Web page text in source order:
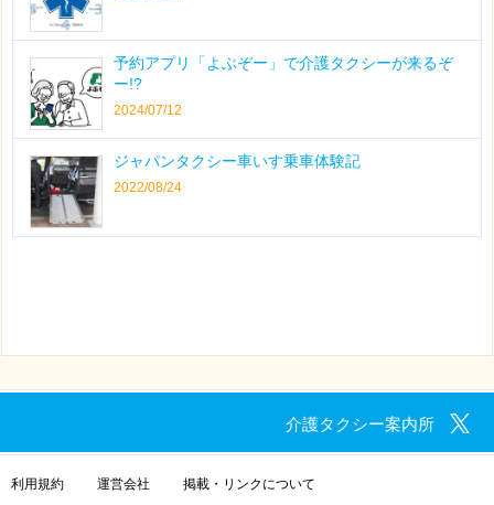
予約アプリ「よぶぞー」で介護タクシーが来るぞ
ー!?
2024/07/12
ジャパンタクシー車いす乗車体験記
2022/08/24
介護タクシー案内所
利用規約 運営会社 掲載・リンクについて